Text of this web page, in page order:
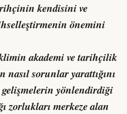
kendisini ve
önemini
akademi ve tarihçilik
sorunlar yarattığını
gelişmelerin yönlendirdiği
zorlukları merkeze alan